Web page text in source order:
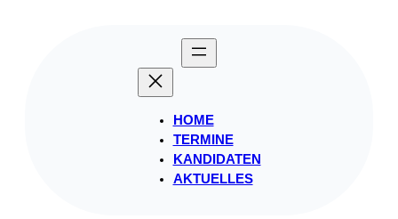
HOME
TERMINE
KANDIDATEN
AKTUELLES